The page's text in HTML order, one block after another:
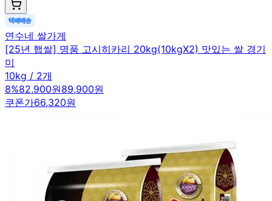
연수네 쌀가게
[25년 햅쌀] 명품 고시히카리 20kg(10kgX2) 맛있는 쌀 경기
미
10kg / 2개
8%82,900원89,900원
쿠폰가66,320원